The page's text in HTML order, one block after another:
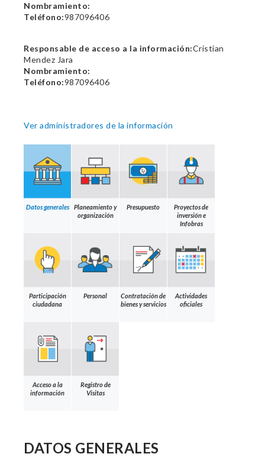
Nombramiento:
Teléfono:987096406
Responsable de acceso a la información:Cristian
Mendez Jara
Nombramiento:
Teléfono:987096406
Ver administradores de la información
Datos generales
Planeamiento y
organización
Presupuesto
Proyectos de
inversión e
Infobras
Participación
ciudadana
Personal
Contratación de
bienes y servicios
Actividades
oficiales
Acceso a la
información
Registro de
Visitas
DATOS GENERALES